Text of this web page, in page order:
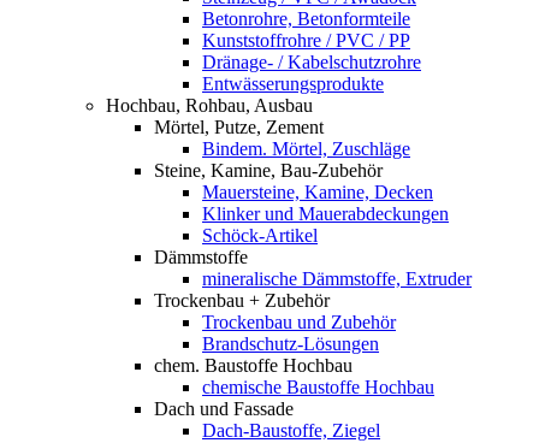
Betonrohre, Betonformteile
Kunststoffrohre / PVC / PP
Dränage- / Kabelschutzrohre
Entwässerungsprodukte
Hochbau, Rohbau, Ausbau
Mörtel, Putze, Zement
Bindem. Mörtel, Zuschläge
Steine, Kamine, Bau-Zubehör
Mauersteine, Kamine, Decken
Klinker und Mauerabdeckungen
Schöck-Artikel
Dämmstoffe
mineralische Dämmstoffe, Extruder
Trockenbau + Zubehör
Trockenbau und Zubehör
Brandschutz-Lösungen
chem. Baustoffe Hochbau
chemische Baustoffe Hochbau
Dach und Fassade
Dach-Baustoffe, Ziegel